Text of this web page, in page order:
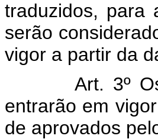
traduzidos, para
serão
vigor a partir da
Art. 3º Os
entrarão em
de aprovados